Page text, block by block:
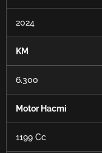
2024
KM
6.300
Motor Hacmi
1199 Cc